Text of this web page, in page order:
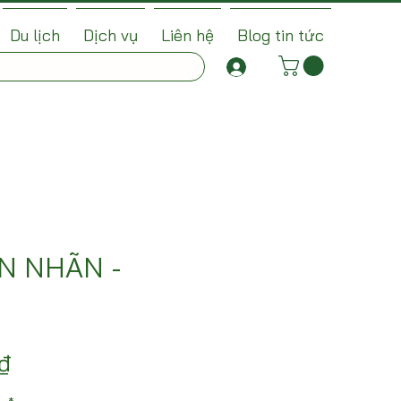
Du lịch Dịch vụ Liên hệ
Blog tin tức
NHÃN -
Giá